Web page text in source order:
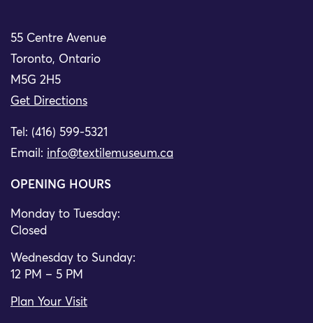
55 Centre Avenue
Toronto, Ontario
M5G 2H5
Get Directions
Tel: (416) 599-5321
Email: info@textilemuseum.ca
OPENING HOURS
Monday to Tuesday:
Closed
Wednesday to Sunday:
12 PM – 5 PM
Plan Your Visit